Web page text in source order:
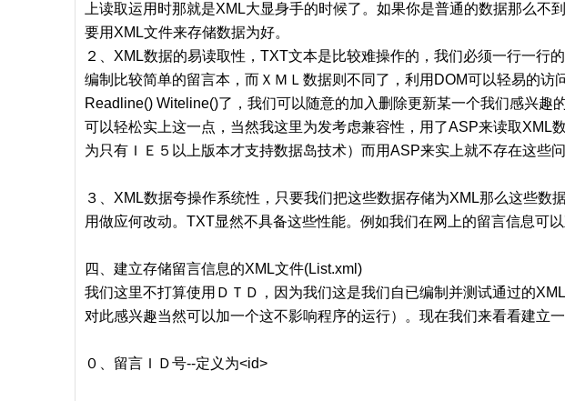
上读取运用时那就是XML大显身手的时候了。如果你是普通的数据那么不
要用XML文件来存储数据为好。
２、XML数据的易读取性，TXT文本是比较难操作的，我们必须一行一行
编制比较简单的留言本，而ＸＭＬ数据则不同了，利用DOM可以轻易的访
Readline() Witeline()了，我们可以随意的加入删除更新某一个我们感兴趣
可以轻松实上这一点，当然我这里为发考虑兼容性，用了ASP来读取XML
为只有ＩＥ５以上版本才支持数据岛技术）而用ASP来实上就不存在这些
３、XML数据夸操作系统性，只要我们把这些数据存储为XML那么这些数
用做应何改动。TXT显然不具备这些性能。例如我们在网上的留言信息可
四、建立存储留言信息的XML文件(List.xml)
我们这里不打算使用ＤＴＤ，因为我们这是我们自已编制并测试通过的
对此感兴趣当然可以加一个这不影响程序的运行）。现在我们来看看建立
０、留言ＩＤ号--定义为<id>